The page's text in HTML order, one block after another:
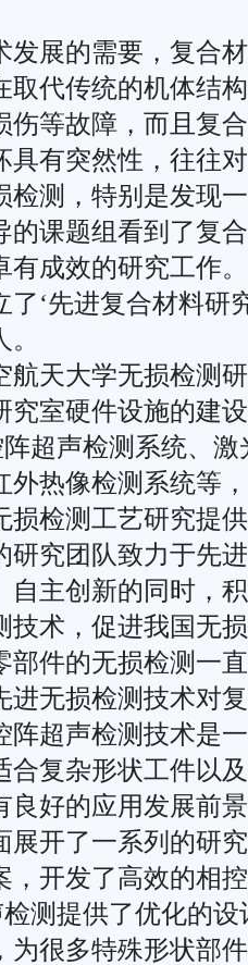
展的需要，复合
取代传统的机体结
伤等故障，而且复
具有突然性，往往
检测，特别是发现
的课题组看到了复
有成效的研究工作
‘先进复合材料研
天大学无损检测
究室硬件设施的建
超声检测系统、
外热像检测系统等
损检测工艺研究提
究团队致力于先
自主创新的同时，
技术，促进我国无
件的无损检测一
进无损检测技术对
阵超声检测技术是
合复杂形状工件以
良好的应用发展前
展开了一系列的研
，开发了高效的相
测提供了优化的
为很多特殊形状部